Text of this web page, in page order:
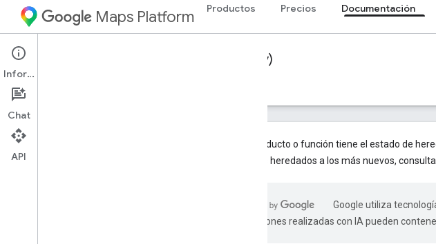
Maps Platform Productos Precios Documentación
Web Services Directions API (Legacy)
Guías
Este producto o función tiene el estado de
servicios heredados a los más nuevos, consulta
Google utiliza
traducciones realizadas con IA pueden
Información
Chat
API